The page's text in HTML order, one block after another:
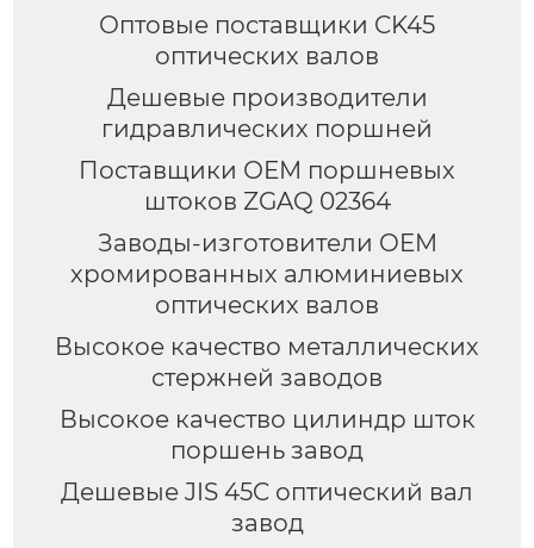
Оптовые поставщики CK45
оптических валов
Дешевые производители
гидравлических поршней
Поставщики ОЕМ поршневых
штоков ZGAQ 02364
Заводы-изготовители OEM
хромированных алюминиевых
оптических валов
Высокое качество металлических
стержней заводов
Высокое качество цилиндр шток
поршень завод
Дешевые JIS 45C оптический вал
завод